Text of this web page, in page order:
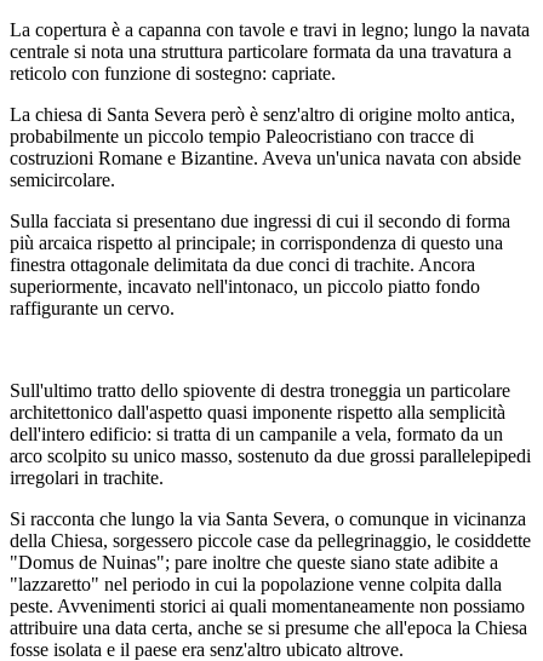
La copertura è a capanna con tavole e travi in legno; lungo la navata
centrale si nota una struttura particolare formata da una travatura a
reticolo con funzione di sostegno: capriate.
La chiesa di Santa Severa però è senz'altro di origine molto antica,
probabilmente un piccolo tempio Paleocristiano con tracce di
costruzioni Romane e Bizantine. Aveva un'unica navata con abside
semicircolare.
Sulla facciata si presentano due ingressi di cui il secondo di forma
più arcaica rispetto al principale; in corrispondenza di questo una
finestra ottagonale delimitata da due conci di trachite. Ancora
superiormente, incavato nell'intonaco, un piccolo piatto fondo
raffigurante un cervo.
Sull'ultimo tratto dello spiovente di destra troneggia un particolare
architettonico dall'aspetto quasi imponente rispetto alla semplicità
dell'intero edificio: si tratta di un campanile a vela, formato da un
arco scolpito su unico masso, sostenuto da due grossi parallelepipedi
irregolari in trachite.
Si racconta che lungo la via Santa Severa, o comunque in vicinanza
della Chiesa, sorgessero piccole case da pellegrinaggio, le cosiddette
"Domus de Nuinas"; pare inoltre che queste siano state adibite a
"lazzaretto" nel periodo in cui la popolazione venne colpita dalla
peste. Avvenimenti storici ai quali momentaneamente non possiamo
attribuire una data certa, anche se si presume che all'epoca la Chiesa
fosse isolata e il paese era senz'altro ubicato altrove.